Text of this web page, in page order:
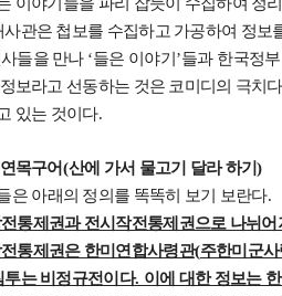
사관은 첩보를 수집하고 가공하여 정보
들을 만나 ‘들은 이야기 ’들과 한국정
보라고 선동하는 것은 코미디의 극치다
있는 것이다.
목구어(산에 가서 물고기 달라 하기)
은 아래의 정의를 똑똑히 보기 보란다.
통제권과 전시작전통제권으로 나뉘어
통제권은 한미연합사령관(주한미군
는 비정규전이다. 이에 대한 정보는